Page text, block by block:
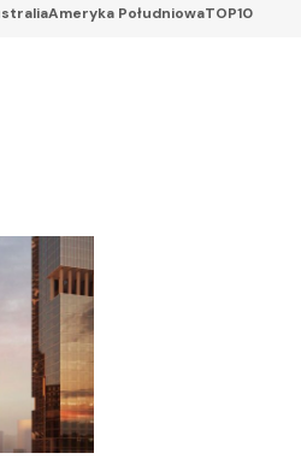
Ameryka PołudniowaTOP10